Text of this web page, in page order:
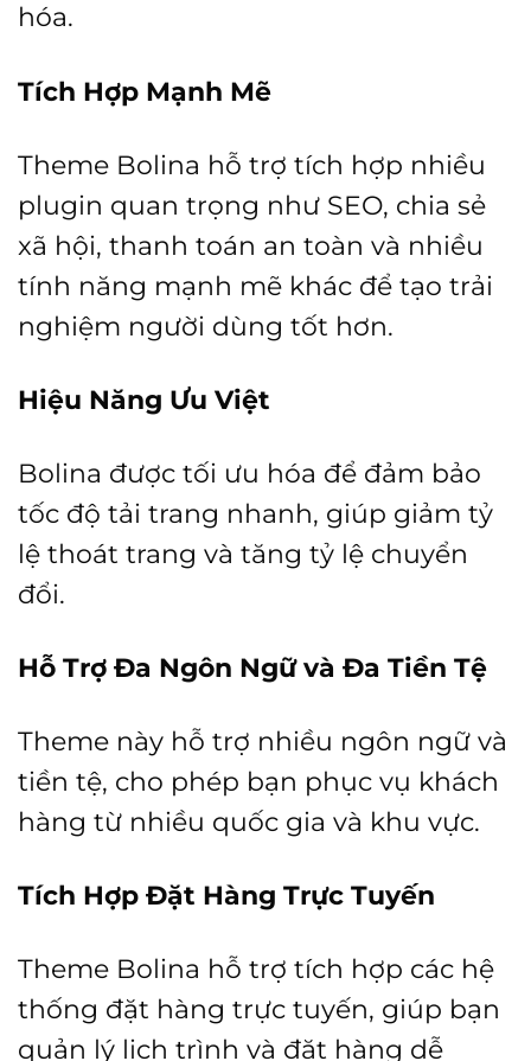
hóa.
Tích Hợp Mạnh Mẽ
Theme Bolina hỗ trợ tích hợp nhiều
plugin quan trọng như SEO, chia sẻ
xã hội, thanh toán an toàn và nhiều
tính năng mạnh mẽ khác để tạo trải
nghiệm người dùng tốt hơn.
Hiệu Năng Ưu Việt
Bolina được tối ưu hóa để đảm bảo
tốc độ tải trang nhanh, giúp giảm tỷ
lệ thoát trang và tăng tỷ lệ chuyển
đổi.
Hỗ Trợ Đa Ngôn Ngữ và Đa Tiền Tệ
Theme này hỗ trợ nhiều ngôn ngữ và
tiền tệ, cho phép bạn phục vụ khách
hàng từ nhiều quốc gia và khu vực.
Tích Hợp Đặt Hàng Trực Tuyến
Theme Bolina hỗ trợ tích hợp các hệ
thống đặt hàng trực tuyến, giúp bạn
quản lý lịch trình và đặt hàng dễ